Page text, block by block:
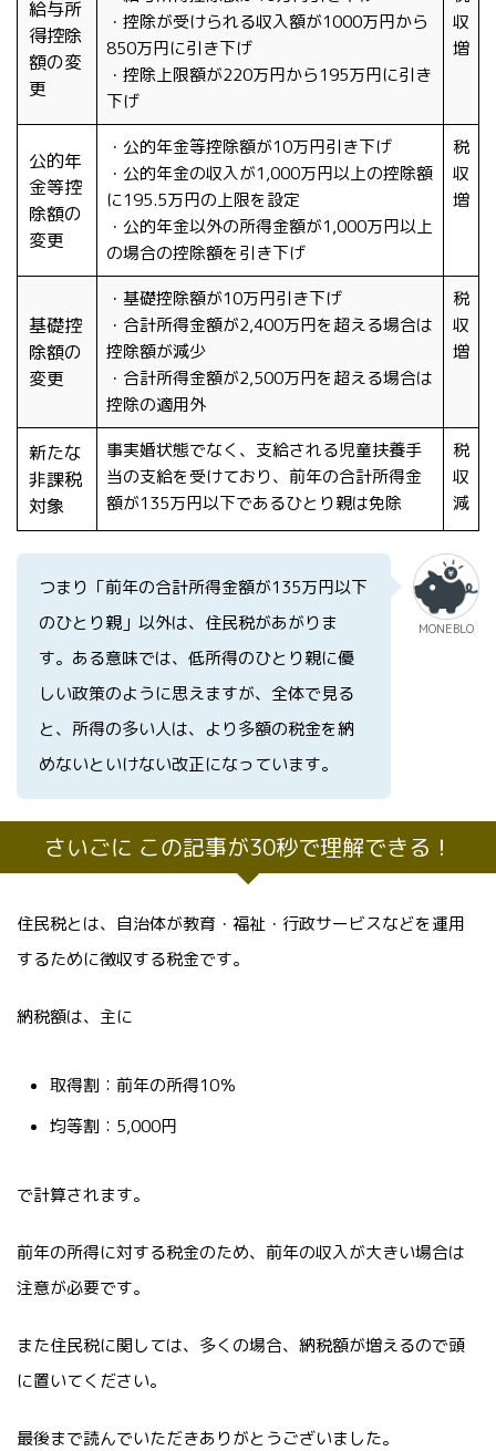
給与所
得控除
額の変
更
・控除が受けられる収入額が1000万円から
850万円に引き下げ
・控除上限額が220万円から195万円に引き
下げ
収
増
公的年
金等控
除額の
変更
・公的年金等控除額が10万円引き下げ
・公的年金の収入が1,000万円以上の控除額
に195.5万円の上限を設定
・公的年金以外の所得金額が1,000万円以上
の場合の控除額を引き下げ
税
収
増
基礎控
除額の
変更
・基礎控除額が10万円引き下げ
・合計所得金額が2,400万円を超える場合は
控除額が減少
・合計所得金額が2,500万円を超える場合は
控除の適用外
税
収
増
新たな
非課税
対象
事実婚状態でなく、支給される児童扶養手
当の支給を受けており、前年の合計所得金
額が135万円以下であるひとり親は免除
税
収
減
つまり「前年の合計所得金額が135万円以下
のひとり親」以外は、住民税があがりま
す。ある意味では、低所得のひとり親に優
しい政策のように思えますが、全体で見る
と、所得の多い人は、より多額の税金を納
めないといけない改正になっています。
MONEBLO
さいごに この記事が30秒で理解できる！
住民税とは、自治体が教育・福祉・行政サービスなどを運用
するために徴収する税金です。
納税額は、主に
取得割：前年の所得10％
均等割：5,000円
で計算されます。
前年の所得に対する税金のため、前年の収入が大きい場合は
注意が必要です。
また住民税に関しては、多くの場合、納税額が増えるので頭
に置いてください。
最後まで読んでいただきありがとうございました。